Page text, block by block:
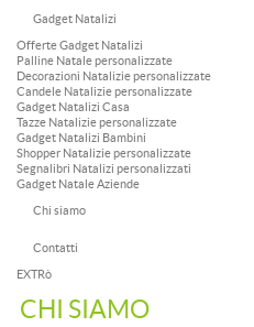
Gadget Natalizi
Offerte Gadget Natalizi
Palline Natale personalizzate
Decorazioni Natalizie personalizzate
Candele Natalizie personalizzate
Gadget Natalizi Casa
Tazze Natalizie personalizzate
Gadget Natalizi Bambini
Shopper Natalizie personalizzate
Segnalibri Natalizi personalizzati
Gadget Natale Aziende
Chi siamo
Contatti
EXTRò
CHI SIAMO